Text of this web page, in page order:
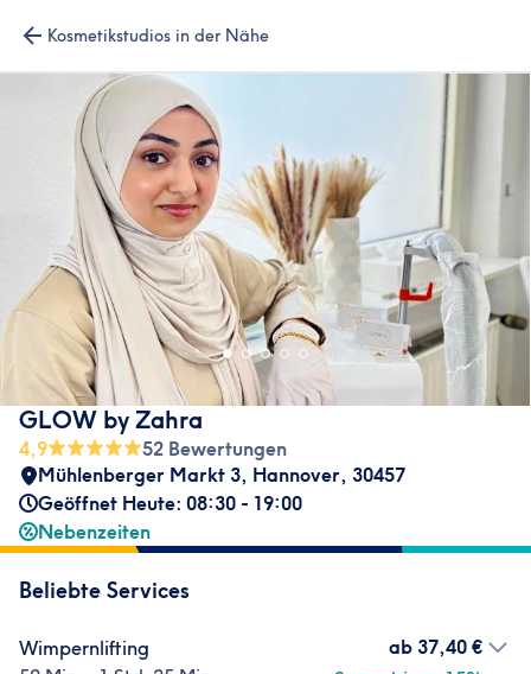
Kosmetikstudios in der Nähe
GLOW by Zahra
4,9
52 Bewertungen
Mühlenberger Markt 3, Hannover, 30457
Geöffnet Heute: 08:30 - 19:00
Nebenzeiten
Beliebte Services
Wimpernlifting
ab 37,40 €